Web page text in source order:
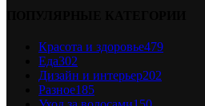
Красота и здоровье479
Еда302
Дизайн и интерьер202
Разное185